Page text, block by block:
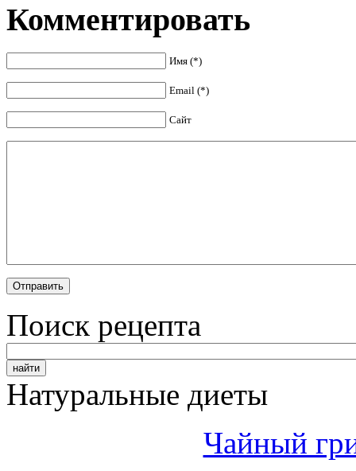
Комментировать
Имя (*)
Email (*)
Сайт
Поиск рецепта
Натуральные диеты
Чайный